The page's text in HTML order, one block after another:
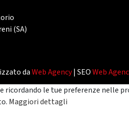
(SA)
daWeb Agency| SEOWeb
le tue preferenze nelle
Maggiori dettagli